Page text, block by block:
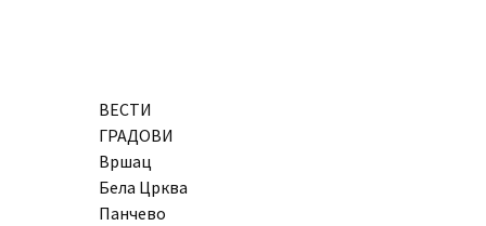
ВЕСТИ
ГРАДОВИ
Вршац
Бела Црква
Панчево